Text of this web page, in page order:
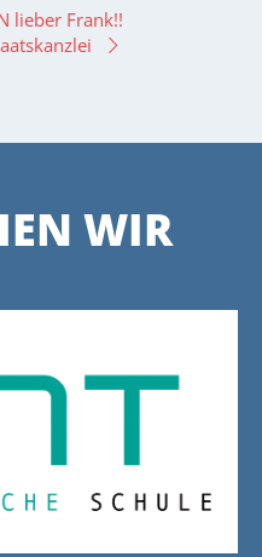
lieber Frank!!
WIR